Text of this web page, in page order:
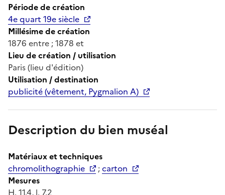
Période de création
4e quart 19e siècle
Millésime de création
1876 entre ; 1878 et
Lieu de création / utilisation
Paris (lieu d'édition)
Utilisation / destination
publicité (vêtement, Pygmalion A)
Description du bien muséal
Matériaux et techniques
chromolithographie
;carton
Mesures
H. 11.4, l. 7.2